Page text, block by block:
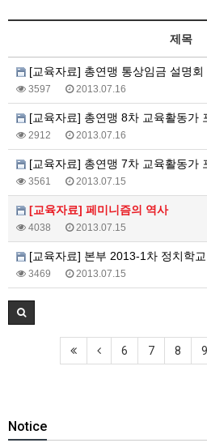
제목
[교육자료] 총연맹 통상임금 설명회
3597 2013.07.16
[교육자료] 총연맹 8차 교육활동가
2912 2013.07.16
[교육자료] 총연맹 7차 교육활동가
3561 2013.07.15
[교육자료] 페미니즘의 역사
4038 2013.07.15
[교육자료] 본부 2013-1차 정치학
3469 2013.07.15
6 7 8 9
Notice